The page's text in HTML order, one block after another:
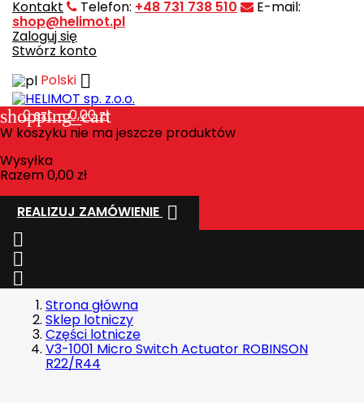
Kontakt Telefon: +48 731 738 510 E-mail:
shop@helimot.pl
Zaloguj się
Stwórz konto
Polski 
shopping_cart
0szt. - 0,00 zł
W koszyku nie ma jeszcze produktów
Wysyłka
Razem0,00 zł
REALIZUJ ZAMÓWIENIE 



Strona główna
Sklep lotniczy
Części lotnicze
V3-1001 Micro Switch Actuator ROBINSON
R22/R44